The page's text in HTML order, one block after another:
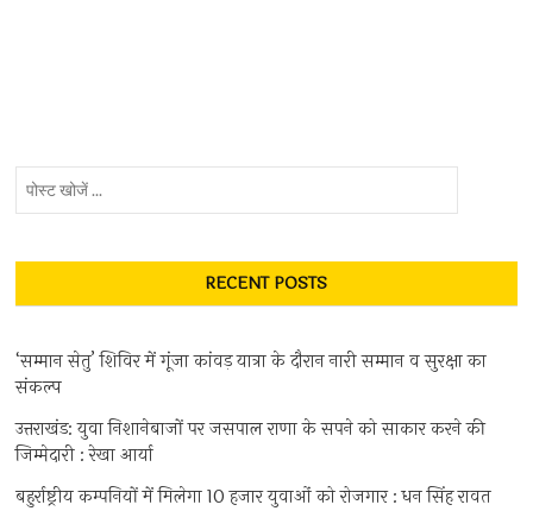
RECENT POSTS
‘सम्मान सेतु’ शिविर में गूंजा कांवड़ यात्रा के दौरान नारी सम्मान व सुरक्षा का
संकल्प
उत्तराखंड: युवा निशानेबाजों पर जसपाल राणा के सपने को साकार करने की
जिम्मेदारी : रेखा आर्या
बहुर्राष्ट्रीय कम्पनियों में मिलेगा 10 हजार युवाओं को रोजगार : धन सिंह रावत